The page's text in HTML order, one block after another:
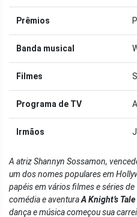
Prêmios
Banda musical
Filmes
Programa de TV
Irmãos
A atriz Shannyn Sossamon,
um dos nomes populares em
papéis em vários filmes e séries
comédia e aventuraA Knight’s Tale
dança e música começou sua